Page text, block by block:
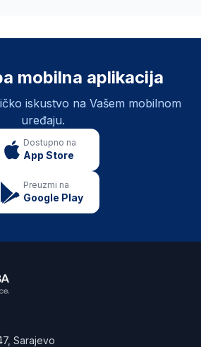
mobilna aplikacija
iskustvo na Vašem mobilnom
uređaju.
Dostupno na
App Store
Preuzmi na
Google Play
, Sarajevo